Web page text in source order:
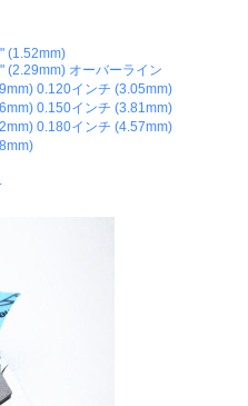
(1.52mm)
(2.29mm) オーバーライン
0.120インチ (3.05mm)
0.150インチ (3.81mm)
0.180インチ (4.57mm)